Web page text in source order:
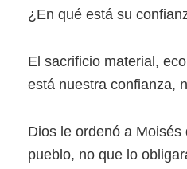
Sacrificio
–
4.ª
parte
¿En qué está su
El sacrificio material,
está nuestra confianza,
Dios le ordenó a Moisés
pueblo, no que lo